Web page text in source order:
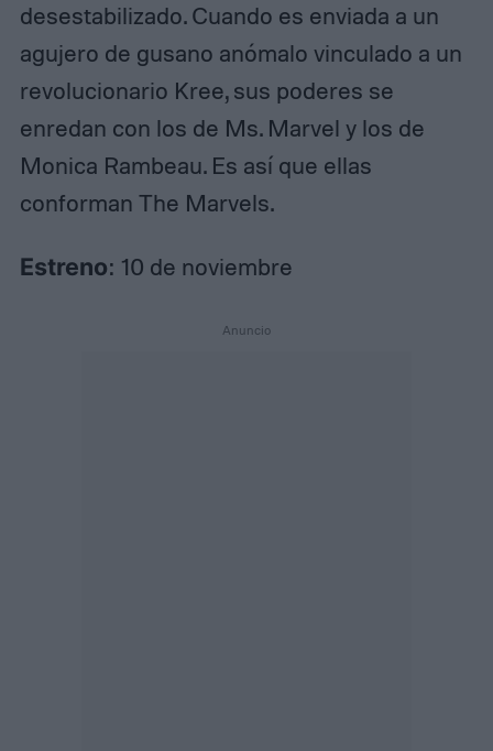
desestabilizado. Cuando es enviada a un
agujero de gusano anómalo vinculado a un
revolucionario Kree, sus poderes se
enredan con los de Ms. Marvel y los de
Monica Rambeau. Es así que ellas
conforman The Marvels.
Estreno: 10 de noviembre